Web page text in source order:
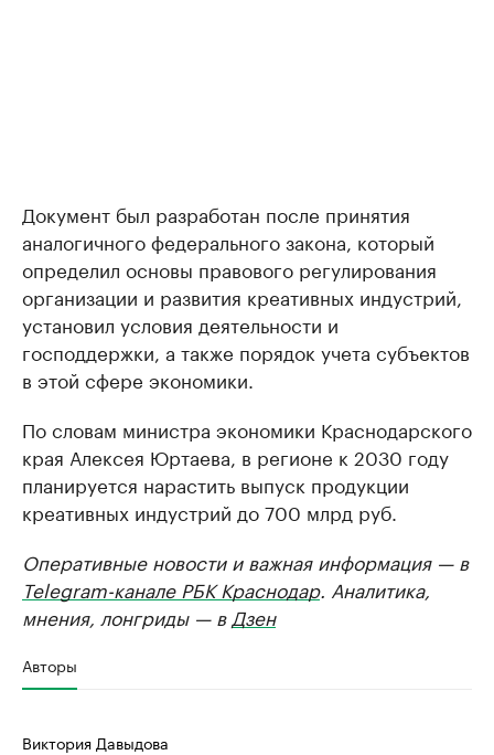
Документ был разработан после принятия
аналогичного федерального закона, который
определил основы правового регулирования
организации и развития креативных индустрий,
установил условия деятельности и
господдержки, а также порядок учета субъектов
в этой сфере экономики.
По словам министра экономики Краснодарского
края Алексея Юртаева, в регионе к 2030 году
планируется нарастить выпуск продукции
креативных индустрий до 700 млрд руб.
Оперативные новости и важная информация — в
Telegram-канале РБК Краснодар. Аналитика,
мнения, лонгриды — в Дзен
Авторы
Виктория Давыдова